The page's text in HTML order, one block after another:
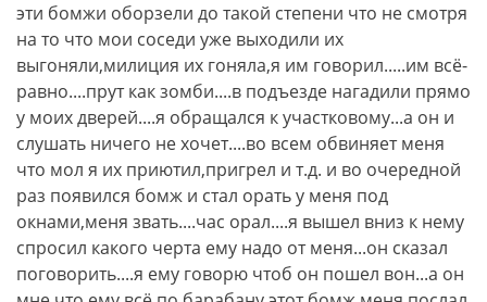
эти бомжи оборзели до такой степени что не смотря
на то что мои соседи уже выходили их
выгоняли,милиция их гоняла,я им говорил.....им всё-
равно....прут как зомби....в подъезде нагадили прямо
у моих дверей....я обращался к участковому...а он и
слушать ничего не хочет....во всем обвиняет меня
что мол я их приютил,пригрел и т.д. и во очередной
раз появился бомж и стал орать у меня под
окнами,меня звать....час орал....я вышел вниз к нему
спросил какого черта ему надо от меня...он сказал
поговорить....я ему говорю чтоб он пошел вон...а он